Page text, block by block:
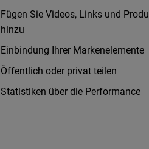
Fügen Sie Videos, Links und
hinzu
Einbindung Ihrer Markenelemente
Öffentlich oder privat teilen
Statistiken über die Performance